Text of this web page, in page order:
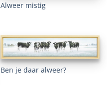
Alweer mistig
Ben je daar alweer?